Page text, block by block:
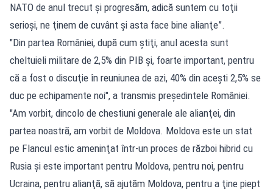
NATO de anul trecut şi progresăm, adică suntem cu toţii
serioşi, ne ţinem de cuvânt şi asta face bine alianţe”.
"Din partea României, după cum ştiţi, anul acesta sunt
cheltuieli militare de 2,5% din PIB şi, foarte important, pentru
că a fost o discuţie în reuniunea de azi, 40% din aceşti 2,5% se
duc pe echipamente noi", a transmis preşedintele României.
"Am vorbit, dincolo de chestiuni generale ale alianţei, din
partea noastră, am vorbit de Moldova. Moldova este un stat
pe Flancul estic ameninţat într-un proces de război hibrid cu
Rusia şi este important pentru Moldova, pentru noi, pentru
Ucraina, pentru alianţă, să ajutăm Moldova, pentru a ţine piept